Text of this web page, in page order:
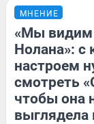
МНЕНИЕ
«Мы видим
Нолана»: с
настроем
смотреть
чтобы она
выглядела